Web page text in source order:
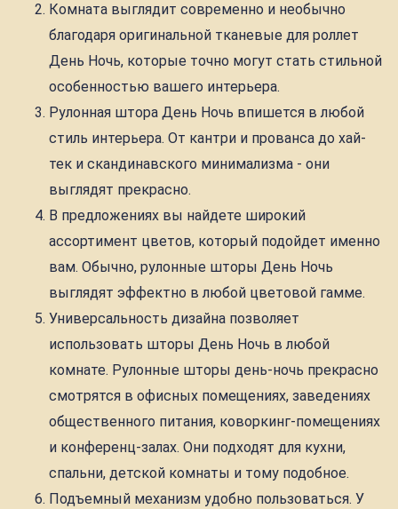
Комната выглядит современно и необычно
благодаря оригинальной тканевые для роллет
День Ночь, которые точно могут стать стильной
особенностью вашего интерьера.
Рулонная штора День Ночь впишется в любой
стиль интерьера. От кантри и прованса до хай-
тек и скандинавского минимализма - они
выглядят прекрасно.
В предложениях вы найдете широкий
ассортимент цветов, который подойдет именно
вам. Обычно, рулонные шторы День Ночь
выглядят эффектно в любой цветовой гамме.
Универсальность дизайна позволяет
использовать шторы День Ночь в любой
комнате. Рулонные шторы день-ночь прекрасно
смотрятся в офисных помещениях, заведениях
общественного питания, коворкинг-помещениях
и конференц-залах. Они подходят для кухни,
спальни, детской комнаты и тому подобное.
Подъемный механизм удобно пользоваться. У